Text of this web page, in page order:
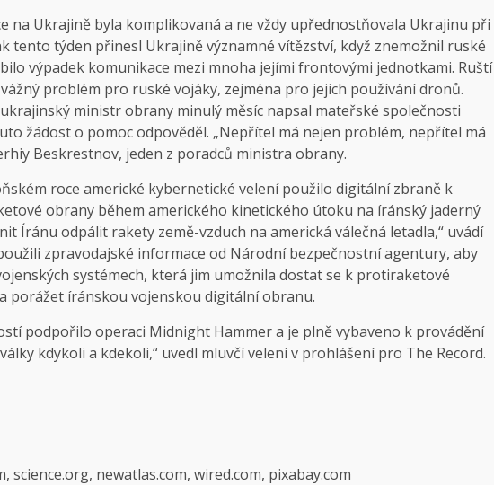
na Ukrajině byla komplikovaná a ne vždy upřednostňovala Ukrajinu při
tento týden přinesl Ukrajině významné vítězství, když znemožnil ruské
výpadek komunikace mezi mnoha jejími frontovými jednotkami. Ruští
problém pro ruské vojáky, zejména pro jejich používání dronů.
ministr obrany minulý měsíc napsal mateřské společnosti
žádost o pomoc odpověděl. „Nepřítel má nejen problém, nepřítel má
Beskrestnov, jeden z poradců ministra obrany.
roce americké kybernetické velení použilo digitální zbraně k
obrany během amerického kinetického útoku na íránský jaderný
Íránu odpálit rakety země-vzduch na americká válečná letadla,“ uvádí
zpravodajské informace od Národní bezpečnostní agentury, aby
systémech, která jim umožnila dostat se k protiraketové
porážet íránskou vojenskou digitální obranu.
podpořilo operaci Midnight Hammer a je plně vybaveno k provádění
kdykoli a kdekoli,“ uvedl mluvčí velení v prohlášení pro The Record.
science.org, newatlas.com, wired.com, pixabay.com